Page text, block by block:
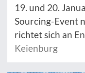
19. und 20.
Sourcing-Event
richtet sich an
Keienburg